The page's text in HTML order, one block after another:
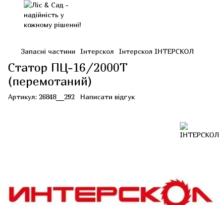
Запасні частини Інтерскол Інтерскол ІНТЕРСКОЛ
Статор ПЦ-16/2000Т
(перемотаний)
Артикул: 26848__292 Написати відгук